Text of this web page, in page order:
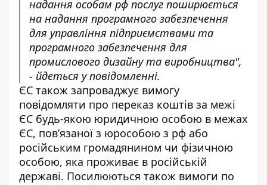
надання особам рф послуг поширюється
на надання програмного забезпечення
для управління підприємствами та
програмного забезпечення для
промислового дизайну та виробництва",
- йдеться у повідомленні.
ЄС також запроваджує вимогу
повідомляти про переказ коштів за межі
ЄС будь-якою юридичною особою в межах
ЄС, пов’язаної з юрособою з рф або
російським громадянином чи фізичною
особою, яка проживає в російській
державі. Посилюються також вимоги по